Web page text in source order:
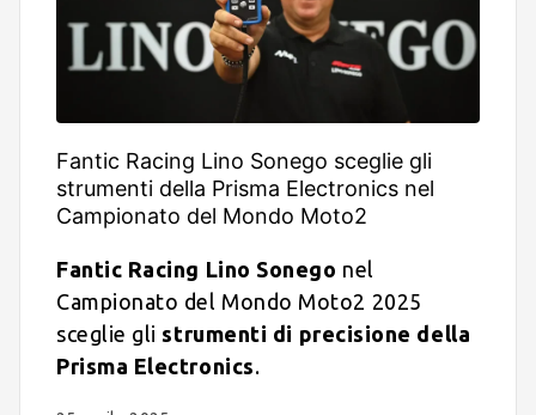
Fantic Racing Lino Sonego sceglie gli
strumenti della Prisma Electronics nel
Campionato del Mondo Moto2
Fantic Racing Lino Sonego nel
Campionato del Mondo Moto2 2025
sceglie gli strumenti di precisione della
Prisma Electronics.